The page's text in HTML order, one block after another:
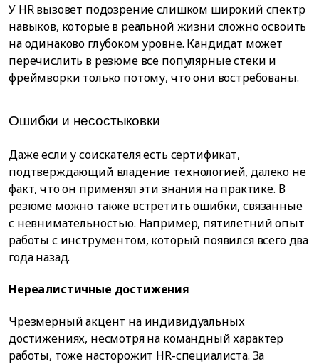
У HR вызовет подозрение слишком широкий спектр
навыков, которые в реальной жизни сложно освоить
на одинаково глубоком уровне. Кандидат может
перечислить в резюме все популярные стеки и
фреймворки только потому, что они востребованы.
Ошибки и несостыковки
Даже если у соискателя есть сертификат,
подтверждающий владение технологией, далеко не
факт, что он применял эти знания на практике. В
резюме можно также встретить ошибки, связанные
с невнимательностью. Например, пятилетний опыт
работы с инструментом, который появился всего два
года назад.
Нереалистичные достижения
Чрезмерный акцент на индивидуальных
достижениях, несмотря на командный характер
работы, тоже насторожит HR-специалиста. За